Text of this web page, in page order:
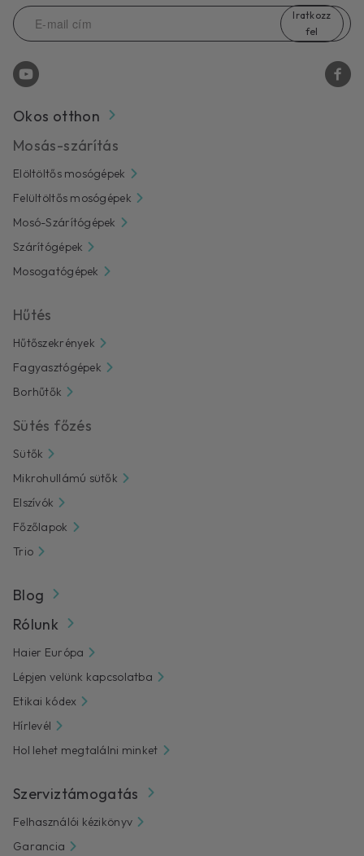
Iratkozz
fel
Okos otthon
Mosás-szárítás
Elöltöltős mosógépek
Felültöltős mosógépek
Mosó-Szárítógépek
Szárítógépek
Mosogatógépek
Hűtés
Hűtőszekrények
Fagyasztógépek
Borhűtők
Sütés főzés
Sütők
Mikrohullámú sütők
Elszívók
Főzőlapok
Trio
Blog
Rólunk
Haier Európa
Lépjen velünk kapcsolatba
Etikai kódex
Hírlevél
Hol lehet megtalálni minket
Szerviztámogatás
Felhasználói kézikönyv
Garancia